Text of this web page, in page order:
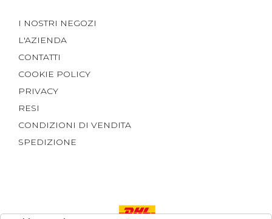
I NOSTRI NEGOZI
L'AZIENDA
CONTATTI
COOKIE POLICY
PRIVACY
RESI
CONDIZIONI DI VENDITA
SPEDIZIONE